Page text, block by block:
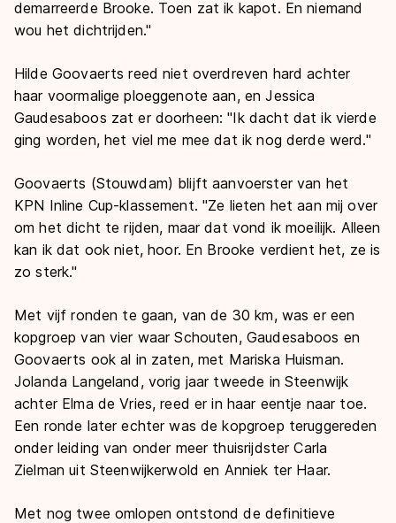
demarreerde Brooke. Toen zat ik kapot. En niemand
wou het dichtrijden."
Hilde Goovaerts reed niet overdreven hard achter
haar voormalige ploeggenote aan, en Jessica
Gaudesaboos zat er doorheen: "Ik dacht dat ik vierde
ging worden, het viel me mee dat ik nog derde werd."
Goovaerts (Stouwdam) blijft aanvoerster van het
KPN Inline Cup-klassement. "Ze lieten het aan mij over
om het dicht te rijden, maar dat vond ik moeilijk. Alleen
kan ik dat ook niet, hoor. En Brooke verdient het, ze is
zo sterk."
Met vijf ronden te gaan, van de 30 km, was er een
kopgroep van vier waar Schouten, Gaudesaboos en
Goovaerts ook al in zaten, met Mariska Huisman.
Jolanda Langeland, vorig jaar tweede in Steenwijk
achter Elma de Vries, reed er in haar eentje naar toe.
Een ronde later echter was de kopgroep teruggereden
onder leiding van onder meer thuisrijdster Carla
Zielman uit Steenwijkerwold en Anniek ter Haar.
Met nog twee omlopen ontstond de definitieve